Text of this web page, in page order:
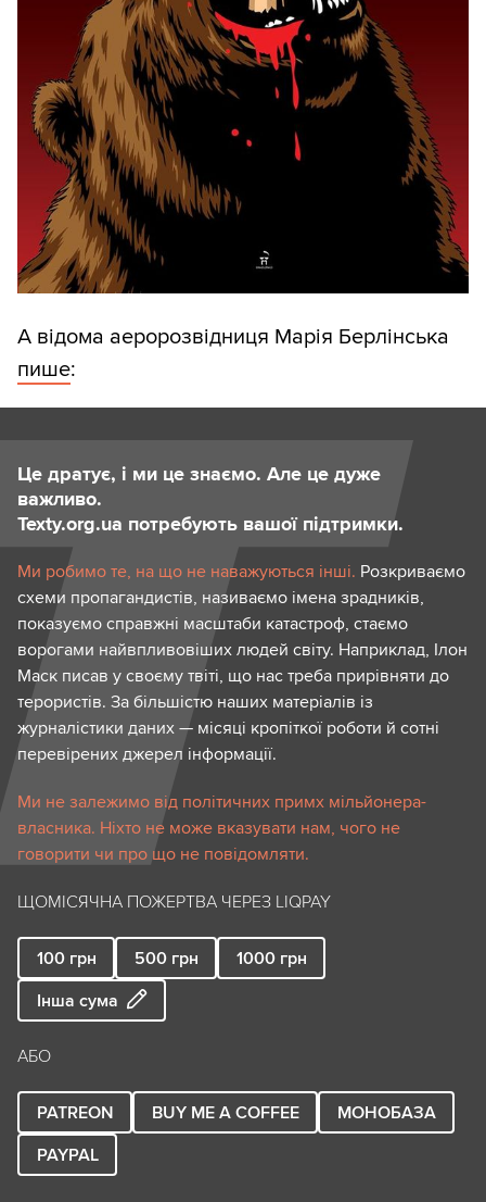
А відома аеророзвідниця Марія Берлінська
пише:
Це дратує, і ми це знаємо. Але це дуже
важливо.
Texty.org.ua потребують вашої підтримки.
Ми робимо те, на що не наважуються інші. Розкриваємо
схеми пропагандистів, називаємо імена зрадників,
показуємо справжні масштаби катастроф, стаємо
ворогами найвпливовіших людей світу. Наприклад, Ілон
Маск писав у своєму твіті, що нас треба прирівняти до
терористів. За більшістю наших матеріалів із
журналістики даних — місяці кропіткої роботи й сотні
перевірених джерел інформації.
Ми не залежимо від політичних примх мільйонера-
власника. Ніхто не може вказувати нам, чого не
говорити чи про що не повідомляти.
ЩОМІСЯЧНА ПОЖЕРТВА ЧЕРЕЗ LIQPAY
100 грн 500 грн 1000 грн
Інша сума
АБО
PATREON BUY ME A COFFEE
МОНОБАЗА
PAYPAL